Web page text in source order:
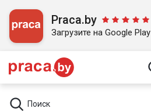
Praca.by
Загрузите на Google Play
Поиск